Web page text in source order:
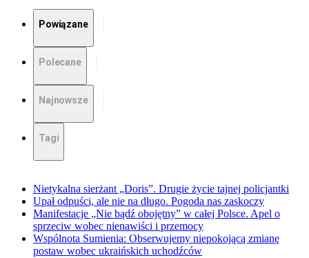
Powiązane
Polecane
Najnowsze
Tagi
Nietykalna sierżant „Doris”. Drugie życie tajnej policjantki
Upał odpuści, ale nie na długo. Pogoda nas zaskoczy
Manifestacje „Nie bądź obojętny” w całej Polsce. Apel o
sprzeciw wobec nienawiści i przemocy
Wspólnota Sumienia: Obserwujemy niepokojącą zmianę
postaw wobec ukraińskich uchodźców